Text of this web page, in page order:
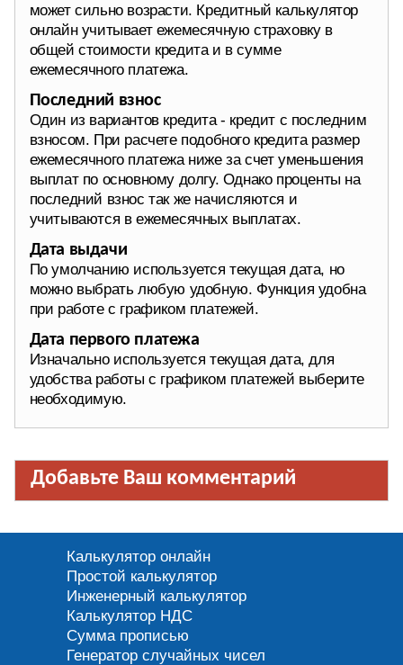
может сильно возрасти. Кредитный калькулятор
онлайн учитывает ежемесячную страховку в
общей стоимости кредита и в сумме
ежемесячного платежа.
Последний взнос
Один из вариантов кредита - кредит с последним
взносом. При расчете подобного кредита размер
ежемесячного платежа ниже за счет уменьшения
выплат по основному долгу. Однако проценты на
последний взнос так же начисляются и
учитываются в ежемесячных выплатах.
Дата выдачи
По умолчанию используется текущая дата, но
можно выбрать любую удобную. Функция удобна
при работе с графиком платежей.
Дата первого платежа
Изначально используется текущая дата, для
удобства работы с графиком платежей выберите
необходимую.
Добавьте Ваш комментарий
Калькулятор онлайн
Простой калькулятор
Инженерный калькулятор
Калькулятор НДС
Сумма прописью
Генератор случайных чисел